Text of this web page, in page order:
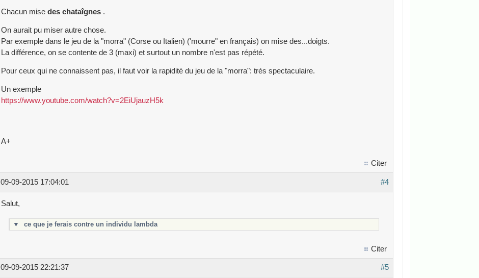
Chacun mise des chataîgnes .
On aurait pu miser autre chose.
Par exemple dans le jeu de la "morra" (Corse ou Italien) ('mourre" en français) on mise des...doigts.
La différence, on se contente de 3 (maxi) et surtout un nombre n'est pas répété.
Pour ceux qui ne connaissent pas, il faut voir la rapidité du jeu de la "morra": trés spectaculaire.
Un exemple
https://www.youtube.com/watch?v=2EiUjauzH5k
A+
Citer
#4
09-09-2015 17:04:01
Salut,
▼ ce que je ferais contre un individu lambda
Citer
#5
09-09-2015 22:21:37